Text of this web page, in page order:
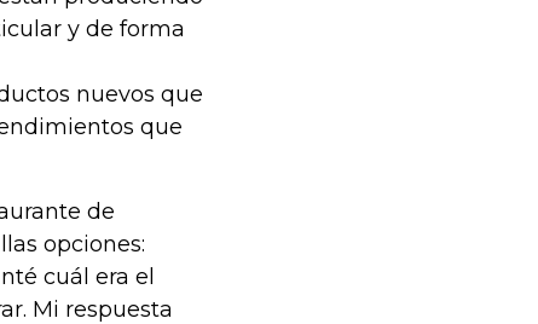
y de forma
nuevos que
que
de
opciones:
cuál era el
Mi respuesta